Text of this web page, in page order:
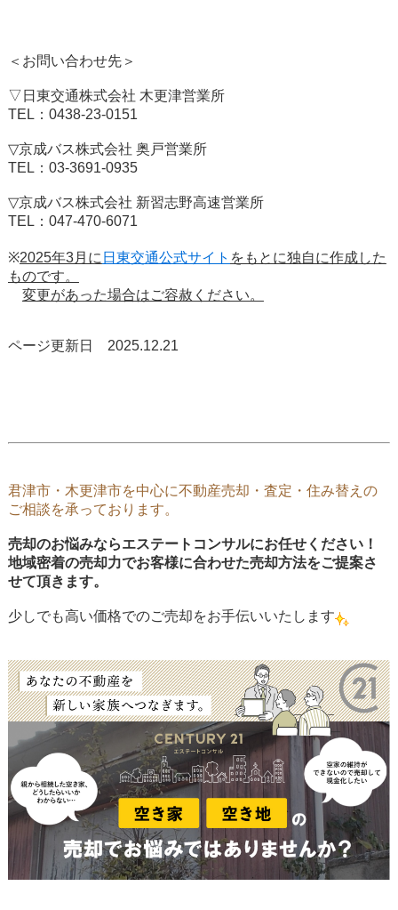
＜お問い合わせ先＞
▽日東交通株式会社 木更津営業所
TEL：0438-23-0151
▽京成バス株式会社 奥戸営業所
TEL：03-3691-0935
▽京成バス株式会社 新習志野高速営業所
TEL：047-470-6071
※2025年3月に 日東交通公式サイト をもとに独自に作成した
ものです。
変更があった場合はご容赦ください。
ページ更新日 2025.12.21
君津市・木更津市を中心に不動産売却・査定・住み替えの
ご相談を承っております。
売却のお悩みならエステートコンサルにお任せください！
地域密着の売却力でお客様に合わせた売却方法をご提案さ
せて頂きます。
少しでも高い価格でのご売却をお手伝いいたします